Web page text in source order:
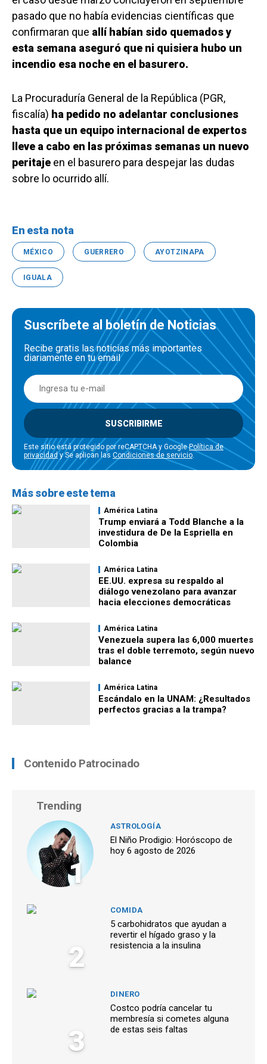
pasado que no había evidencias científicas que
confirmaran que allí habían sido quemados y
esta semana aseguró que ni quisiera hubo un
incendio esa noche en el basurero.
La Procuraduría General de la República (PGR,
fiscalía) ha pedido no adelantar conclusiones
hasta que un equipo internacional de expertos
lleve a cabo en las próximas semanas un nuevo
peritaje en el basurero para despejar las dudas
sobre lo ocurrido allí.
En esta nota
MÉXICO GUERRERO AYOTZINAPA
IGUALA
Suscríbete al boletín de Noticias
Recibe gratis las noticias más importantes
diariamente en tu email
SUSCRIBIRME
Este sitio está protegido por reCAPTCHA y GooglePolítica de
privacidady Se aplican las Condiciones de servicio.
Más sobre este tema
América Latina
Trump enviará a Todd Blanche a la
investidura de De la Espriella en
Colombia
América Latina
EE.UU. expresa su respaldo al
diálogo venezolano para avanzar
hacia elecciones democráticas
América Latina
Venezuela supera las 6,000 muertes
tras el doble terremoto, según nuevo
balance
América Latina
Escándalo en la UNAM: ¿Resultados
perfectos gracias a la trampa?
Contenido Patrocinado
Trending
1
ASTROLOGÍA
El Niño Prodigio: Horóscopo de
hoy 6 agosto de 2026
2
COMIDA
5 carbohidratos que ayudan a
revertir el hígado graso y la
resistencia a la insulina
3
DINERO
Costco podría cancelar tu
membresía si cometes alguna
de estas seis faltas